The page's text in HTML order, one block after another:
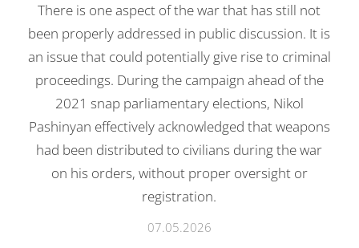
There is one aspect of the war that has still not
been properly addressed in public discussion. It is
an issue that could potentially give rise to criminal
proceedings. During the campaign ahead of the
2021 snap parliamentary elections, Nikol
Pashinyan effectively acknowledged that weapons
had been distributed to civilians during the war
on his orders, without proper oversight or
registration.
07.05.2026